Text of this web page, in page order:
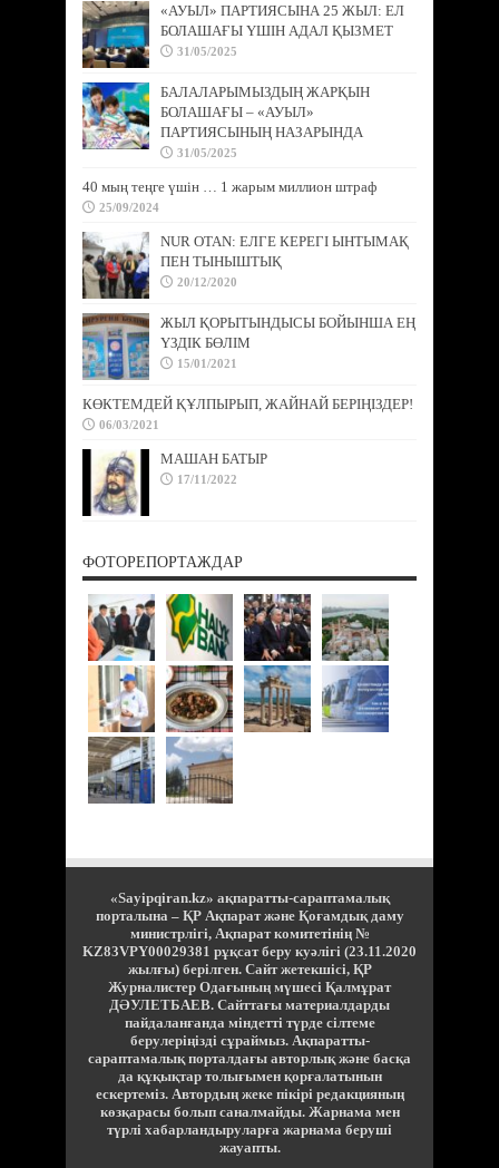
«АУЫЛ» ПАРТИЯСЫНА 25 ЖЫЛ: ЕЛ
БОЛАШАҒЫ ҮШІН АДАЛ ҚЫЗМЕТ
31/05/2025
БАЛАЛАРЫМЫЗДЫҢ ЖАРҚЫН
БОЛАШАҒЫ – «АУЫЛ»
ПАРТИЯСЫНЫҢ НАЗАРЫНДА
31/05/2025
40 мың теңге үшін … 1 жарым миллион штраф
25/09/2024
NUR OTAN: ЕЛГЕ КЕРЕГІ ЫНТЫМАҚ
ПЕН ТЫНЫШТЫҚ
20/12/2020
ЖЫЛ ҚОРЫТЫНДЫСЫ БОЙЫНША ЕҢ
ҮЗДІК БӨЛІМ
15/01/2021
КӨКТЕМДЕЙ ҚҰЛПЫРЫП, ЖАЙНАЙ БЕРІҢІЗДЕР!
06/03/2021
МАШАН БАТЫР
17/11/2022
ФОТОРЕПОРТАЖДАР
«Sayipqiran.kz» ақпаратты-сараптамалық
порталына – ҚР Ақпарат және Қоғамдық даму
министрлігі, Ақпарат комитетінің №
KZ83VPY00029381 рұқсат беру куәлігі (23.11.2020
жылғы) берілген. Сайт жетекшісі, ҚР
Журналистер Одағының мүшесі Қалмұрат
ДӘУЛЕТБАЕВ. Сайттағы материалдарды
пайдаланғанда міндетті түрде сілтеме
берулеріңізді сұраймыз. Ақпаратты-
сараптамалық порталдағы авторлық және басқа
да құқықтар толығымен қорғалатынын
ескертеміз. Автордың жеке пікірі редакцияның
көзқарасы болып саналмайды. Жарнама мен
түрлі хабарландыруларға жарнама беруші
жауапты.